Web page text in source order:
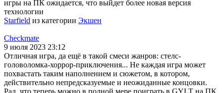
игры на ПК ожидается, что выйдет более новая версия
технологии
Starfield из категории Экшен
Checkmate
9 июля 2023 23:12
Отличная игра, да ещё в такой смеси жанров: стелс-
головоломка-хоррор-приключения... Не каждая игра может
похвастать таким наполнением и сюжетом, в котором,
действительно непредсказуемые и неожиданные концовки.